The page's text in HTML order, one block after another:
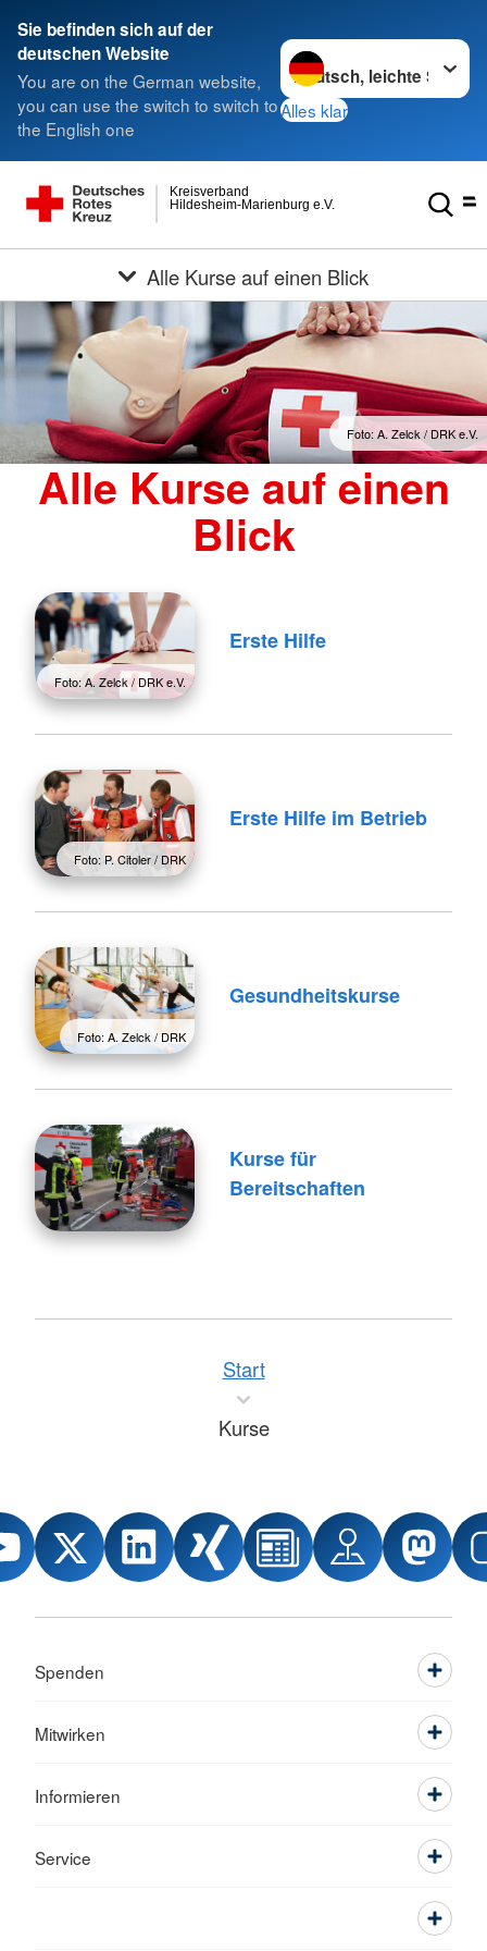
Sie befinden sich auf der
deutschen Website
You are on the German website,
you can use the switch to switch to
the English one
Sprache wechseln zu
Alles klar
Hildesheim-Marienburg e.V.
Kreisverband
Alle Kurse auf einen Blick
Foto: A. Zelck / DRK e.V.
Alle Kurse auf einen
Blick
Foto: A. Zelck / DRK e.V.
Erste Hilfe
Foto: P. Citoler / DRK
Erste Hilfe im Betrieb
Foto: A. Zelck / DRK
Gesundheitskurse
Kurse für
Bereitschaften
Start
Kurse
Spenden
Mitwirken
Informieren
Service